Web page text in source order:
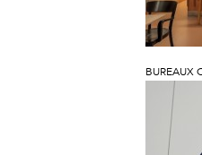
BUREAUX